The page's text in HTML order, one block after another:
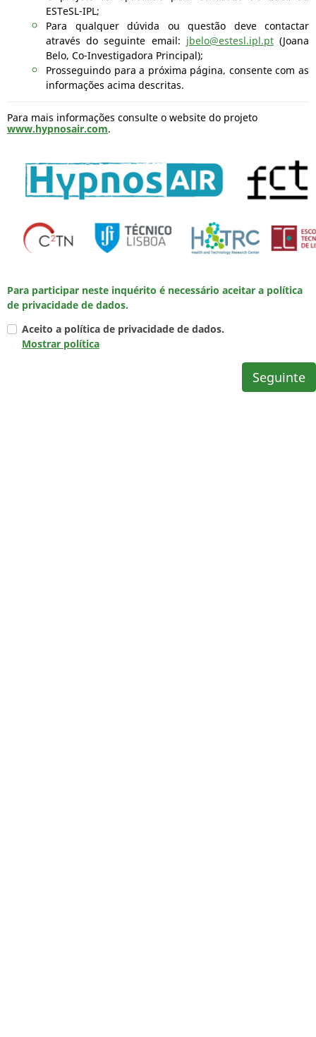
ESTeSL-IPL;
Para qualquer dúvida ou questão deve contactar
através do seguinte email: jbelo@estesl.ipl.pt(Joana
Belo, Co-Investigadora Principal);
Prosseguindo para a próxima página, consente com as
informações acima descritas.
Para mais informações consulte o website do projeto
www.hypnosair.com.
Para participar neste inquérito é necessário aceitar a política
de privacidade de dados.
Aceito a política de privacidade de dados.
Mostrar política
Seguinte